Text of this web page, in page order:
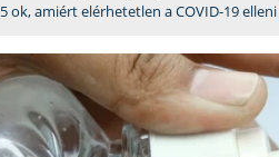
5 ok, amiért elérhetetlen a COVID-19